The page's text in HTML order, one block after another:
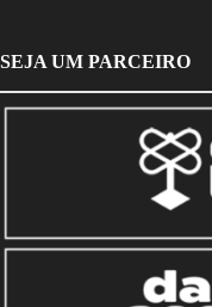
SEJA UM PARCEIRO